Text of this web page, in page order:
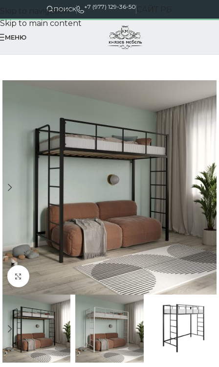
Skip to navigation
Skip to main content
ПОИСК +7 (977) 129-36-50
МЕНЮ
Нажмите, чтобы увеличить